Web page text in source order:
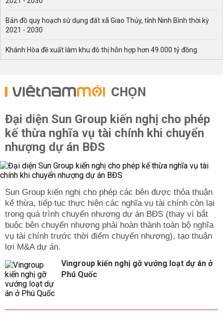
Bản đồ quy hoạch sử dụng đất xã Giao Thủy, tỉnh Ninh Bình thời kỳ
2021 - 2030
Khánh Hòa đề xuất làm khu đô thị hỗn hợp hơn 49.000 tỷ đồng
CHỌN
Đại diện Sun Group kiến nghị cho phép
kế thừa nghĩa vụ tài chính khi chuyển
nhượng dự án BĐS
Sun Group kiến nghị cho phép các bên được thỏa thuận
kế thừa, tiếp tục thực hiện các nghĩa vụ tài chính còn lại
trong quá trình chuyển nhượng dự án BĐS (thay vì bắt
buộc bên chuyển nhượng phải hoàn thành toàn bộ nghĩa
vụ tài chính trước thời điểm chuyển nhượng), tạo thuận
lợi M&A dự án.
Vingroup kiến nghị gỡ vướng loạt dự án ở
Phú Quốc